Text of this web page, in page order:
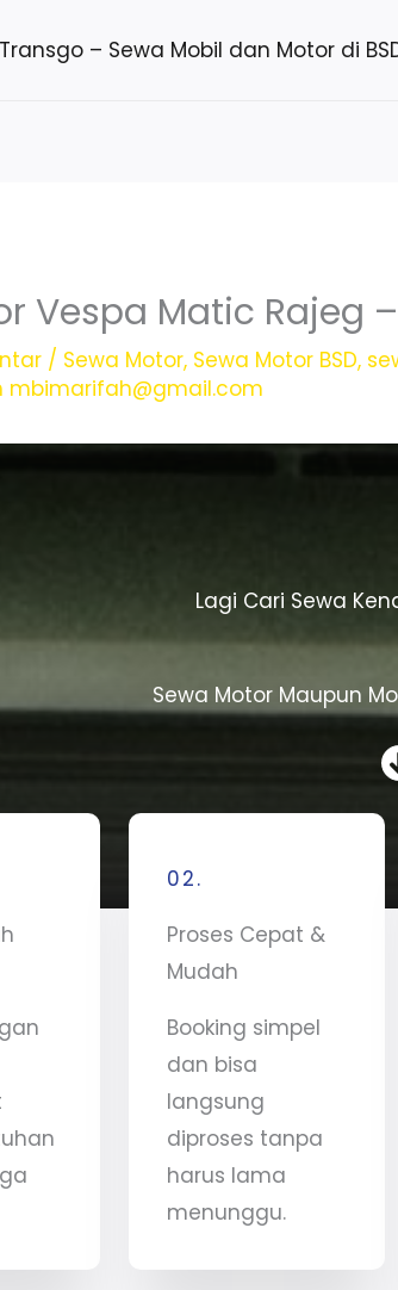
Transgo – Sewa Mobil dan Motor di
Vespa Matic Rajeg
/ Sewa Motor, Sewa Motor BSD,
mbimarifah@gmail.com
Lagi Cari Sewa
Sewa Motor Maupun
02.
Proses Cepat &
Mudah
Booking simpel
dan bisa
langsung
diproses tanpa
harus lama
menunggu.